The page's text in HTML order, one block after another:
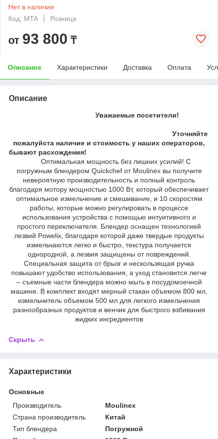
Нет в наличии
Код: MTA
Розница
от 93 800 ₸
Описание Характеристики Доставка Оплата
Описание
Уважаемые посетители!
Уточняйте
пожалуйста наличие и стоимость у наших операторов,
бывают расхождения!
Оптимальная мощность без лишних усилий! С
погружным блендером Quickchef от Moulinex вы получите
невероятную производительность и полный контроль
благодаря мотору мощностью 1000 Вт, который обеспечивает
оптимальное измельчение и смешивание, и 10 скоростям
работы, которые можно регулировать в процессе
использования устройства с помощью интуитивного и
простого переключателя. Блендер оснащен технологией
лезвий Powelix, благодаря которой даже твердые продукты
измельчаются легко и быстро, текстура получается
однородной, а лезвия защищены от повреждений.
Специальная защита от брызг и нескользящая ручка
повышают удобство использования, а уход становится легче
– съемные части блендера можно мыть в посудомоечной
машине. В комплект входят мерный стакан объемом 800 мл,
измельчитель объемом 500 мл для легкого измельчения
разнообразных продуктов и венчик для быстрого взбивания
жидких ингредиентов
Скрыть
Характеристики
Основные
Производитель
Moulinex
Страна производитель
Китай
Тип блендера
Погружной